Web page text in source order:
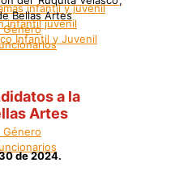
infantil y juvenil
infantil juvenil
Infantil y Juvenil
Bellas Artes
a la
Artes
de 2024.